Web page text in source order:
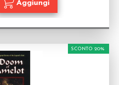
SCONTO 20%